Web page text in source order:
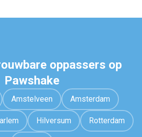
oppassers op
Pawshake
Amstelveen Amsterdam
Hilversum Rotterdam